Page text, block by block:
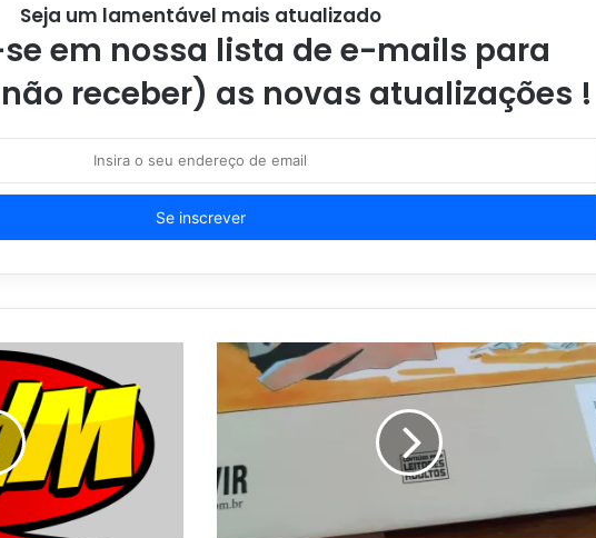
Seja um lamentável mais atualizado
em nossa lista de e-mails para
receber) as novas atualizações !